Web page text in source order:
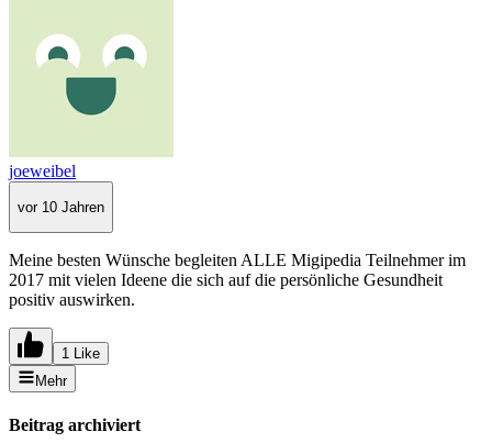
joeweibel
vor 10 Jahren
Meine besten Wünsche begleiten ALLE Migipedia Teilnehmer im
2017 mit vielen Ideene die sich auf die persönliche Gesundheit
positiv auswirken.
1 Like
Mehr
Beitrag archiviert